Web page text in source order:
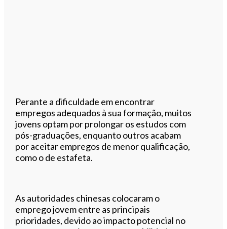
Perante a dificuldade em encontrar
empregos adequados à sua formação, muitos
jovens optam por prolongar os estudos com
pós-graduações, enquanto outros acabam
por aceitar empregos de menor qualificação,
como o de estafeta.
As autoridades chinesas colocaram o
emprego jovem entre as principais
prioridades, devido ao impacto potencial no